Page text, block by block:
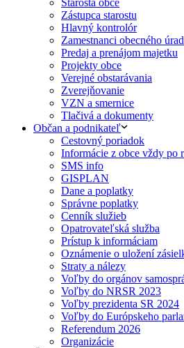
Starosta obce
Zástupca starostu
Hlavný kontrolór
Zamestnanci obecného
Predaj a prenájom majetku
Projekty obce
Verejné obstarávania
Zverejňovanie
VZN a smernice
Tlačivá a dokumenty
Občan a podnikateľ
Cestovný poriadok
Informácie z obce vždy po
SMS info
GISPLAN
Dane a poplatky
Správne poplatky
Cenník služieb
Opatrovateľská služba
Prístup k informáciam
Oznámenie o uložení
Straty a nálezy
Voľby do orgánov
Voľby do NRSR 2023
Voľby prezidenta SR 2024
Voľby do Európskeho
Referendum 2026
Organizácie